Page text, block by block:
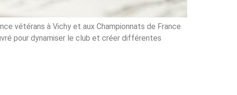
vétérans à Vichy et aux Championnats de France
pour dynamiser le club et créer différentes